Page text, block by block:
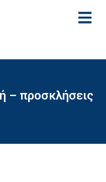
– προσκλήσεις